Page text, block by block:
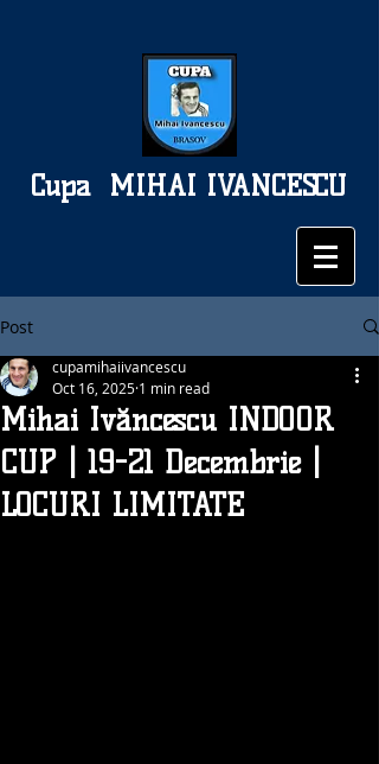
MIHAI IVANCESCU
Cupa
Post
Mihai Ivăncescu INDOOR
CUP | 19-21 Decembrie |
LOCURI LIMITATE
cupamihaiivancescu
Oct 16, 2025 1 min read